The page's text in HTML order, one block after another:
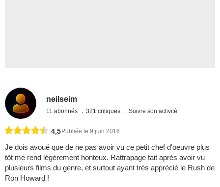
neilseim
11 abonnés 321 critiques Suivre son activité
4,5 Publiée le 9 juin 2016
Je dois avoué que de ne pas avoir vu ce petit chef d'oeuvre plus
tôt me rend légèrement honteux. Rattrapage fait après avoir vu
plusieurs films du genre, et surtout ayant très apprécié le Rush de
Ron Howard !